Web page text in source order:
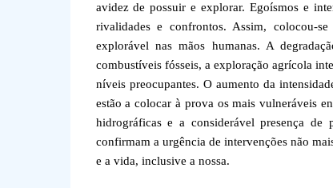
avidez de possuir e explorar. Egoísmos e
rivalidades e confrontos. Assim, colocou-
explorável nas mãos humanas. A
combustíveis fósseis, a exploração agrícola
níveis preocupantes. O aumento da
estão a colocar à prova os mais vulneráveis
hidrográficas e a considerável presença de
confirmam a urgência de intervenções não
e a vida, inclusive a nossa.